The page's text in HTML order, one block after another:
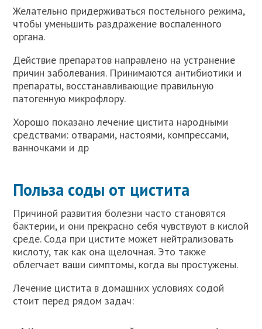
Желательно придерживаться постельного режима,
чтобы уменьшить раздражение воспаленного
органа.
Действие препаратов направлено на устранение
причин заболевания. Принимаются антибиотики и
препараты, восстанавливающие правильную
патогенную микрофлору.
Хорошо показано лечение цистита народными
средствами: отварами, настоями, компрессами,
ванночками и др
Польза соды от цистита
Причиной развития болезни часто становятся
бактерии, и они прекрасно себя чувствуют в кислой
среде. Сода при цистите может нейтрализовать
кислоту, так как она щелочная. Это также
облегчает ваши симптомы, когда вы простужены.
Лечение цистита в домашних условиях содой
стоит перед рядом задач: